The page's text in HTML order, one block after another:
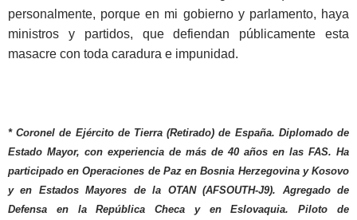
personalmente, porque en mi gobierno y parlamento, haya
ministros y partidos, que defiendan públicamente esta
masacre con toda caradura e impunidad.
* Coronel de Ejército de Tierra (Retirado) de España. Diplomado de
Estado Mayor, con experiencia de más de 40 años en las FAS. Ha
participado en Operaciones de Paz en Bosnia Herzegovina y Kosovo
y en Estados Mayores de la OTAN (AFSOUTH-J9).
Agregado de
Defensa en la República Checa y en Eslovaquia. Piloto de